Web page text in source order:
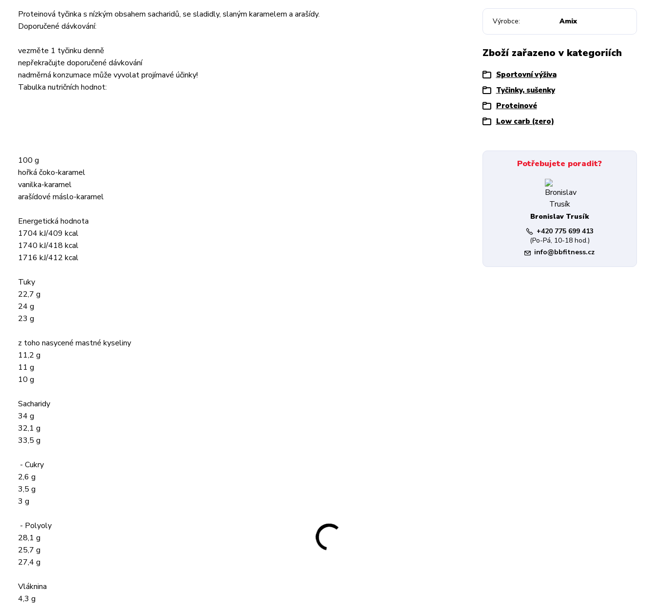
Proteinová tyčinka s nízkým obsahem sacharidů, se sladidly, slaným karamelem a arašídy.
Doporučené dávkování:
vezměte 1 tyčinku denně
nepřekračujte doporučené dávkování
nadměrná konzumace může vyvolat projímavé účinky!
Tabulka nutričních hodnot:
100 g
hořká čoko-karamel
vanilka-karamel
arašídové máslo-karamel
Energetická hodnota
1704 kJ/409 kcal
1740 kJ/418 kcal
1716 kJ/412 kcal
Tuky
22,7 g
24 g
23 g
z toho nasycené mastné kyseliny
11,2 g
11 g
10 g
Sacharidy
34 g
32,1 g
33,5 g
- Cukry
2,6 g
3,5 g
3 g
- Polyoly
28,1 g
25,7 g
27,4 g
Vláknina
4,3 g
Výrobce Amix
Zboží zařazeno v kategoriích
Sportovní výživa
Tyčinky, sušenky
Proteinové
Low carb (zero)
Potřebujete poradit?
Bronislav Trusík
+420 775 699 413
(Po-Pá, 10-18 hod.)
info@bbfitness.cz